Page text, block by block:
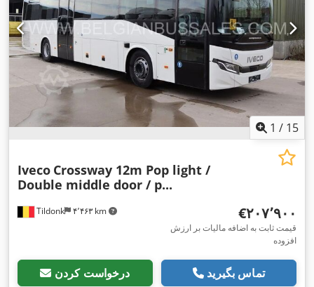
1 / 15
Tildonk ۴٬۴۶۳ km
Iveco Crossway 12m Pop light /
Double middle door / p...
‎€۲۰۷٬۹۰۰
قیمت ثابت به اضافه مالیات بر ارزش
افزوده
درخواست کردن تماس بگیرید